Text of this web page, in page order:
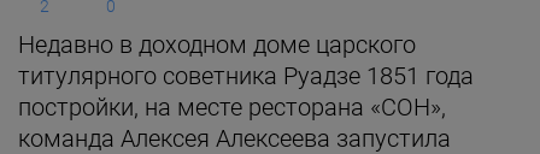
2 0
Недавно в доходном доме царского
титулярного советника Руадзе 1851 года
постройки, на месте ресторана «СОН»,
команда Алексея Алексеева запустила